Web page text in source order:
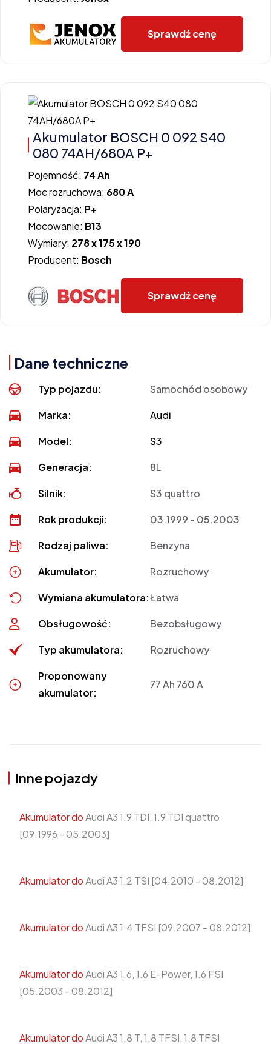
Sprawdź cenę
Akumulator BOSCH 0 092 S40
080 74AH/680A P+
Pojemność: 74 Ah
Moc rozruchowa: 680 A
Polaryzacja: P+
Mocowanie: B13
Wymiary: 278 x 175 x 190
Producent: Bosch
Sprawdź cenę
Dane techniczne
Typ pojazdu: Samochód osobowy
Marka: Audi
Model: S3
Generacja: 8L
Silnik: S3 quattro
Rok produkcji: 03.1999 - 05.2003
Rodzaj paliwa: Benzyna
Akumulator: Rozruchowy
Wymiana akumulatora:Łatwa
Obsługowość: Bezobsługowy
Typ akumulatora: Rozruchowy
Proponowany
akumulator:
77 Ah 760 A
Inne pojazdy
Akumulator doAudi A3 1.9 TDI, 1.9 TDI quattro
[09.1996 - 05.2003]
Akumulator doAudi A3 1.2 TSI [04.2010 - 08.2012]
Akumulator doAudi A3 1.4 TFSI [09.2007 - 08.2012]
Akumulator doAudi A3 1.6, 1.6 E-Power, 1.6 FSI
[05.2003 - 08.2012]
Akumulator doAudi A3 1.8 T, 1.8 TFSI, 1.8 TFSI